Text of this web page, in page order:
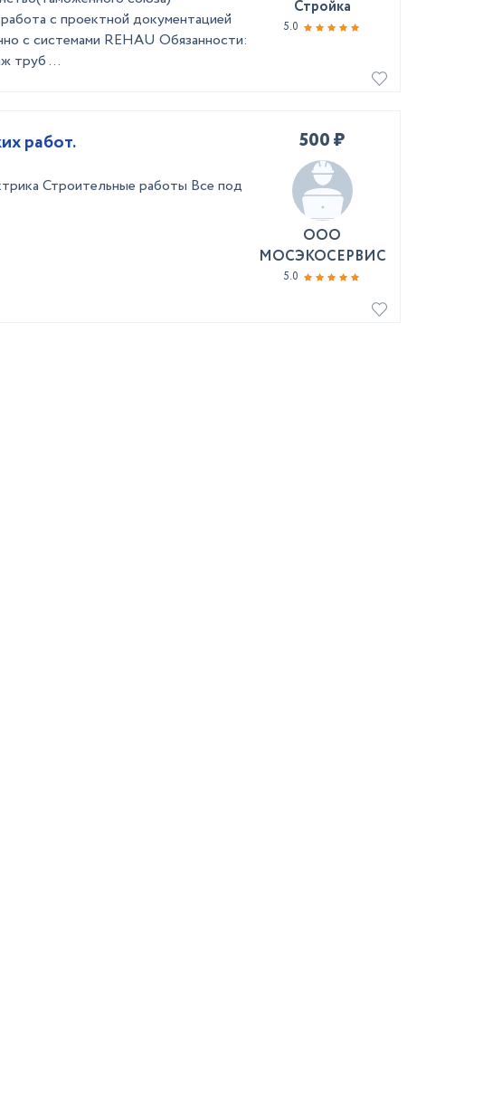
с проектной документацией
с системами REHAU Обязанности:
труб ...
Стройка
5.0
работ.
Строительные работы Все под
500 ₽
ООО
МОСЭКОСЕРВИС
5.0